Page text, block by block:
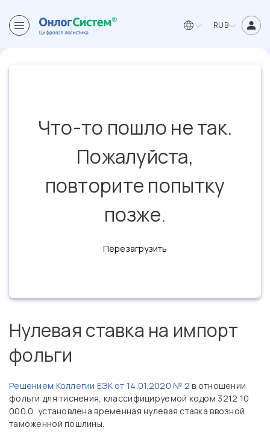
RUB
Что-то пошло не так.
Пожалуйста,
повторите попытку
позже.
Перезагрузить
Нулевая ставка на импорт
фольги
Решением Коллегии ЕЭК от 14.01.2020 № 2 в отношении
фольги для тиснения, классифицируемой кодом 3212 10
000 0, установлена временная нулевая ставка ввозной
таможенной пошлины.